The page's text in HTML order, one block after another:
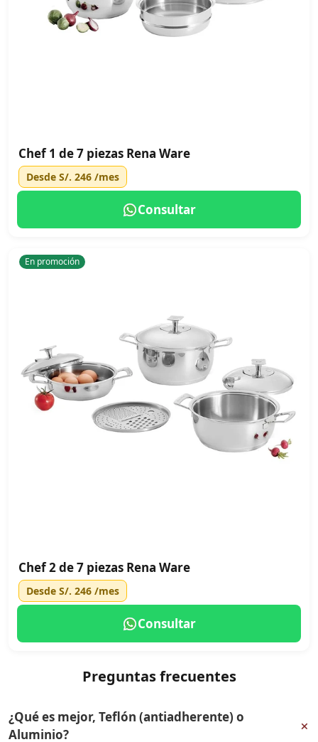
Chef 1 de 7 piezas Rena Ware
Desde S/. 246 /mes
Consultar
En promoción
Chef 2 de 7 piezas Rena Ware
Desde S/. 246 /mes
Consultar
Preguntas frecuentes
¿Qué es mejor, Teflón (antiadherente) o
Aluminio?
+